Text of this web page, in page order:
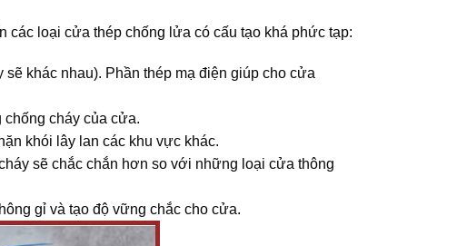
các loại cửa thép chống lửa có cấu tạo khá phức tạp:
khác nhau). Phần thép mạ điện giúp cho cửa
cháy của cửa.
khói lây lan các khu vực khác.
sẽ chắc chắn hơn so với những loại cửa thông
gỉ và tạo độ vững chắc cho cửa.